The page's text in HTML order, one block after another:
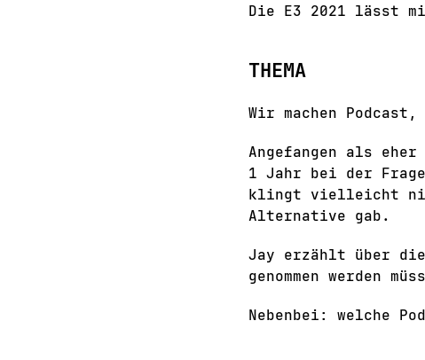
Die E3 2021 lässt
THEMA
Wir machen Podcast,
Angefangen als
1 Jahr bei der
klingt vielleicht
Alternative gab.
Jay erzählt über die
genommen werden
Nebenbei: welche